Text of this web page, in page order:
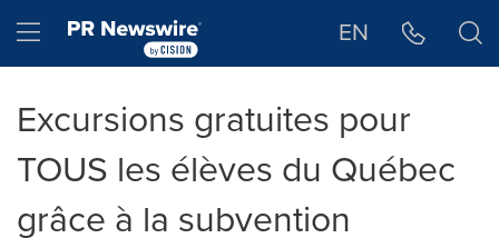
Hamburger menu EN
Excursions gratuites pour
TOUS les élèves du Québec
grâce à la subvention